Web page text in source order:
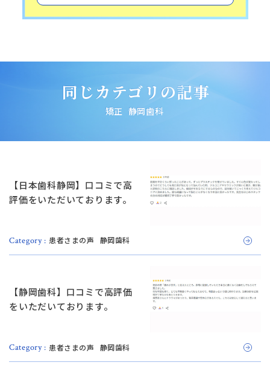
同じカテゴリの記事
矯正 静岡歯科
【日本歯科静岡】口コミで高
評価をいただいております。
Category : 患者さまの声 静岡歯科
【静岡歯科】口コミで高評価
をいただいております。
Category : 患者さまの声 静岡歯科